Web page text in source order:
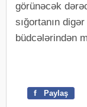
görünəcək
sığortanın
büdcələrindən
f Paylaş